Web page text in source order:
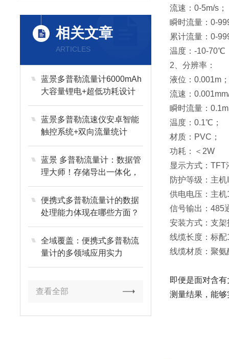
相关文章
ARTICLES
蓝景多普勒流量计6000mAh
大容量锂电+超低功耗设计
蓝景多普勒流速仪安卓智能
触控系统+双向流量统计
蓝景 多普勒流量计：数据管
理大师！存储导出一体化，
追溯更轻松
便携式多普勒流量计的数据
处理能力体现在哪些方面？
全域覆盖：便携式多普勒流
量计的多领域应用实力
查看全部
流速：0-5m/s
瞬时流量：0-
累计流量：0-
温度：-10-70℃
2、分辨率：
液位：0.001m
流速：
瞬时流量：
温度：0.1℃；
材质：PVC；
功耗：＜2W
显示方式：TFT
防护等级：主
供电电压：主
信号输出：485
安装方式：支
线缆长度：标
线缆材质：聚
即便是面对含
测量结果，能